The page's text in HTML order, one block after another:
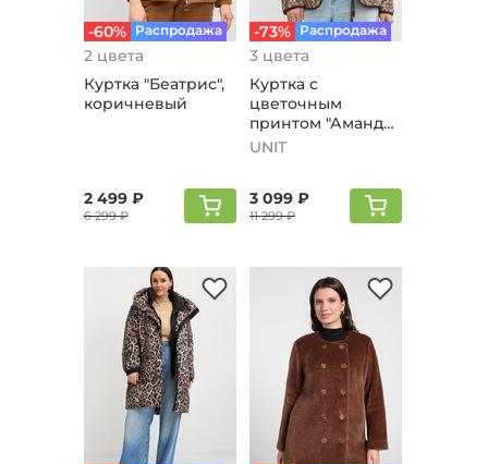
-60% Распродажа
2 цвета
Куртка "Беaтриc",
коричневый
2 499 ₽
6 299 ₽
-73% Распродажа
3 цвета
Куртка с
цветочным
принтом "Аманда",
коричневый
UNIT
3 099 ₽
11 299 ₽